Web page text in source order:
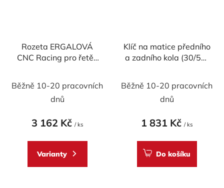
Rozeta ERGALOVÁ
CNC Racing pro řetěz
Běžně 10-20 pracovních
dnů
3 162 Kč / ks
Varianty
Klíč na matice předního
a zadního kola (30/55)
hodnocení
produktu
je
z
5
Běžně 10-20 pracovních
dnů
1 831 Kč / ks
Do košíku